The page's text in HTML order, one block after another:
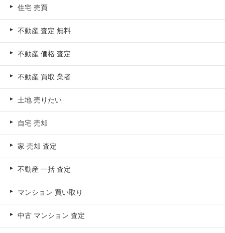
住宅 売買
不動産 査定 無料
不動産 価格 査定
不動産 買取 業者
土地 売りたい
自宅 売却
家 売却 査定
不動産 一括 査定
マンション 買い取り
中古 マンション 査定